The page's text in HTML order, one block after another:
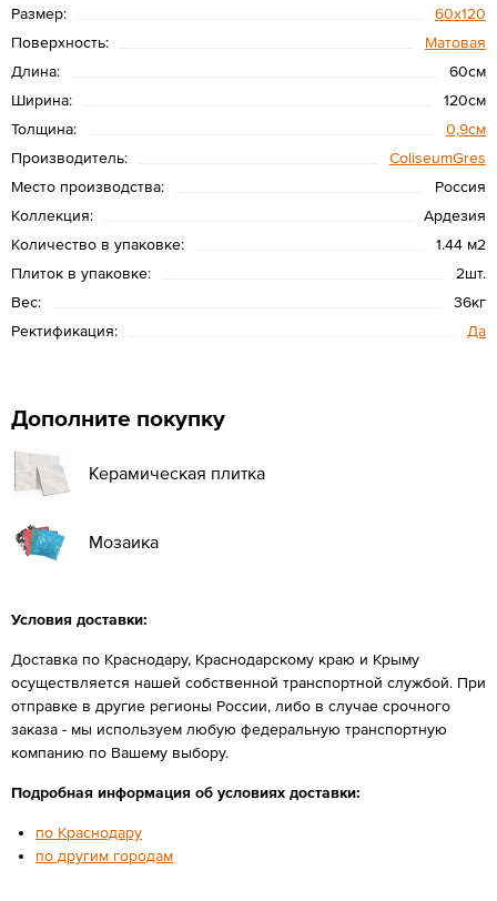
Размер:
60х120
Поверхность:
Матовая
Длина:
60см
Ширина:
120см
Толщина:
0,9см
Производитель:
ColiseumGres
Место производства:
Россия
Коллекция:
Ардезия
Количество в упаковке:
1.44 м2
Плиток в упаковке:
2шт.
Вес:
36кг
Ректификация:
Да
Дополните покупку
Керамическая плитка
Мозаика
Условия доставки:
Доставка по Краснодару, Краснодарскому краю и Крыму
осуществляется нашей собственной транспортной службой. При
отправке в другие регионы России, либо в случае срочного
заказа - мы используем любую федеральную транспортную
компанию по Вашему выбору.
Подробная информация об условиях доставки:
по Краснодару
по другим городам